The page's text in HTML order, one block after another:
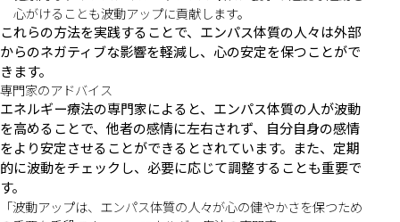
心がけることも波動アップに貢献します。
これらの方法を実践することで、エンパス体質の人々は外部
からのネガティブな影響を軽減し、心の安定を保つことがで
きます。
専門家のアドバイス
エネルギー療法の専門家によると、エンパス体質の人が波動
を高めることで、他者の感情に左右されず、自分自身の感情
をより安定させることができるとされています。また、定期
的に波動をチェックし、必要に応じて調整することも重要で
す。
「波動アップは、エンパス体質の人々が心の健やかさを保つため